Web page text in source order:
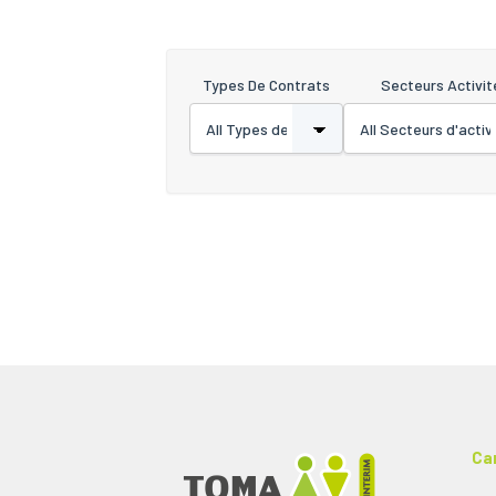
Types De Contrats Secteurs